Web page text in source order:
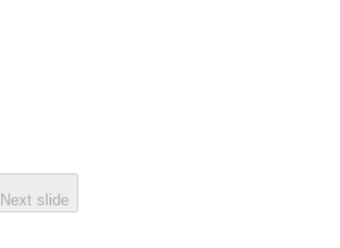
Next slide